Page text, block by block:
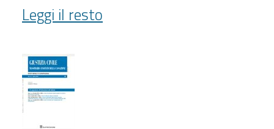
Giustiziacivile.com
-
Leggi il resto